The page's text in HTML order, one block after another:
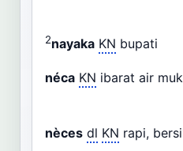
2nayaka KN bupati
néca KN ibarat air
nèces dl KN rapi,